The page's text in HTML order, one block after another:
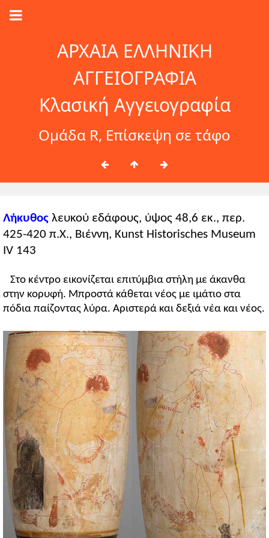
ΑΡΧΑΙΑ ΕΛΛΗΝΙΚΗ
ΑΓΓΕΙΟΓΡΑΦΙΑ
Κλασική Αγγειογραφία
Ομάδα R, Επίσκεψη σε τάφο
Λήκυθος λευκού εδάφους, ύψος 48,6 εκ., περ.
425-420 π.Χ., Βιέννη, Kunst Historisches Museum
IV 143
Στο κέντρο εικονίζεται επιτύμβια στήλη με άκανθα
στην κορυφή. Μπροστά κάθεται νέος με ιμάτιο στα
πόδια παίζοντας λύρα. Αριστερά και δεξιά νέα και νέος.